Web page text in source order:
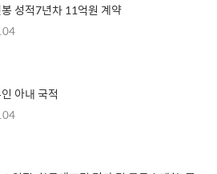
성적7년차 11억원 계약
아내 국적